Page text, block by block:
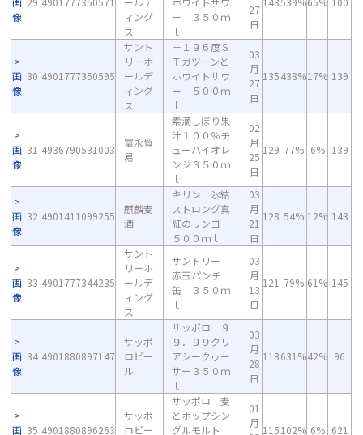
像
ィング
ス
ー ３５０ｍ
ｌ
27
日
画
像
30 4901777350595
サント
リーホ
ールデ
ィング
ス
－１９６度Ｓ
Ｔガツーンと
ホワイトサワ
ー ５００ｍ
ｌ
03
月
27
日
135438%17% 139
画
像
31 4936790531003
富永貿
易
素滴しぼり果
汁１００％チ
ューハイオレ
ンジ３５０ｍ
ｌ
02
月
25
日
129 77% 6% 139
画
像
32 4901411099255
麒麟麦
酒
キリン 氷結
ストロング真
紅のリンゴ
５００ｍｌ
03
月
21
日
128 54% 12% 143
画
像
33 4901777344235
サント
リーホ
ールデ
ィング
ス
サントリー
赤玉パンチ
缶 ３５０ｍ
ｌ
03
月
13
日
121 79% 61% 145
画
像
34 4901880897147
サッポ
ロビー
ル
サッポロ ９
９．９９クリ
アシークヮー
サー３５０ｍ
ｌ
03
月
28
日
118631%42% 96
画 35 4901880896263
サッポ
ロビー
サッポロ 麦
とホップシン
グルモルト
01
月
115102% 6% 621